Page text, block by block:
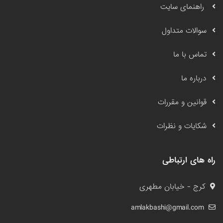
راهنمای سایت
سوالات متداول
تماس با ما
درباره ما
قوانین و مقررات
شکایات و نظرات
راه های ارتباطی
کرج - خیابان مطهری
amlakbashi@gmail.com